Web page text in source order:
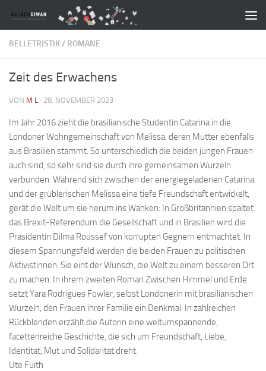
Zum Inhalt springen
BELLETRISTIK/ ROMANE
Zeit des Erwachens
VON M L · 28. NOVEMBER 2023
Im Jahr 2016 zieht die brasilianische Studentin Catarina in die
Londoner Wohngemeinschaft von Melissa, deren Mutter ebenfalls
aus Brasilien stammt. So unterschiedlich die beiden jungen Frauen
auch sind, so sehr sind sie durch ihre gemeinsamen Wurzeln
verbunden. Während sich zwischen der energiegeladenen Catarina
und der grüblerischen Melissa eine tiefe Freundschaft entwickelt,
gerät die Welt um sie herum ins Wanken: In Großbritannien spaltet
das Brexit-Referendum die Gesellschaft und in Brasilien wird die
Präsidentin Dilma Roussef von korrupten Gegnern entmachtet. In
diesem Spannungsfeld werden die beiden Frauen zu politischen
Aktivistinnen. Sie eint der Wunsch, die Welt zu einem besseren Ort
zu machen. In ihrem zweiten Roman Zwischen Himmel und Erde
setzt Yara Rodrigues Fowler, selbst Londonerin mit brasilianischen
Wurzeln, den Frauen ihrer Familie ein Denkmal. In zahlreichen
Rückblenden erzählt die Autorin eine weltumspannende,
facettenreiche Geschichte, die sich um Freundschaft, Liebe,
Identität, Mut und Solidarität dreht.
Ute Fuith